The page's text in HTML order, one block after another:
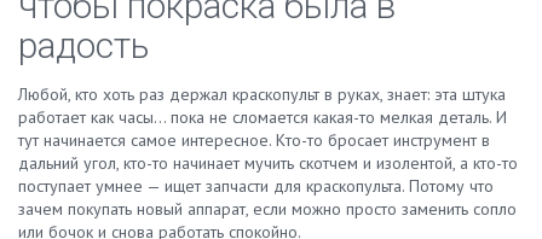
радость
Любой, кто хоть раз держал краскопульт в руках, знает: эта штука
работает как часы… пока не сломается какая-то мелкая деталь. И
тут начинается самое интересное. Кто-то бросает инструмент в
дальний угол, кто-то начинает мучить скотчем и изолентой, а кто-то
поступает умнее — ищет запчасти для краскопульта. Потому что
зачем покупать новый аппарат, если можно просто заменить сопло
или бочок и снова работать спокойно.